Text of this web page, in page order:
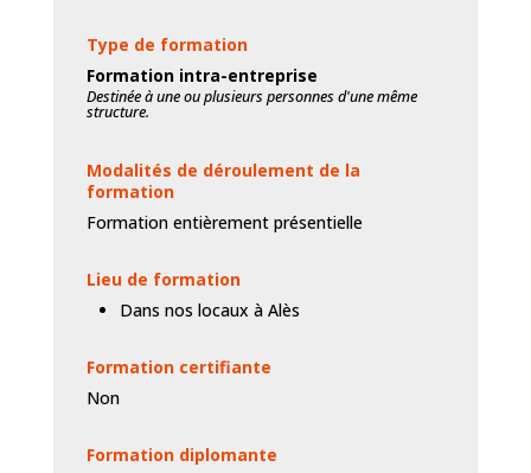
Type de formation
Formation intra-entreprise
Destinée à une ou plusieurs personnes d'une même
structure.
Modalités de déroulement de la
formation
Formation entièrement présentielle
Lieu de formation
Dans nos locaux à Alès
Formation certifiante
Non
Formation diplomante